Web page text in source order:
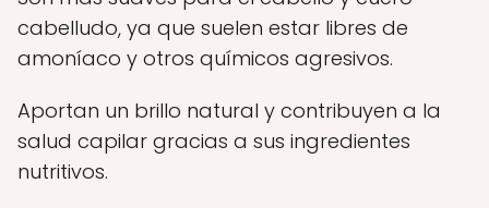
cabelludo, ya que suelen estar libres de
amoníaco y otros químicos agresivos.
Aportan un brillo natural y contribuyen a la
salud capilar gracias a sus ingredientes
nutritivos.